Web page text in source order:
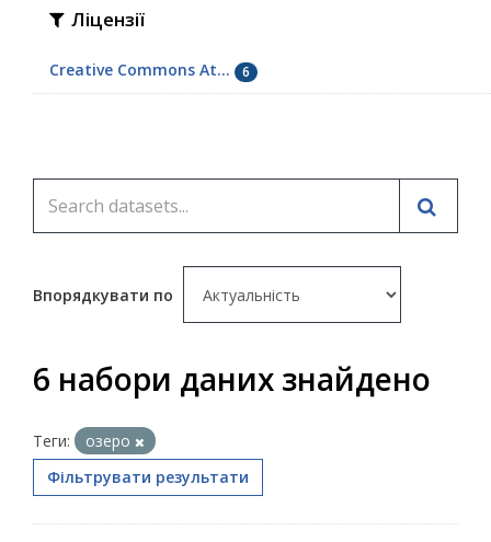
Ліцензії
Creative Commons At... 6
Впорядкувати по
6 набори даних знайдено
Теги:
озеро
Фільтрувати результати